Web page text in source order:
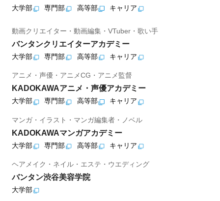
大学部 専門部 高等部 キャリア
動画クリエイター・動画編集・VTuber・歌い手
バンタンクリエイターアカデミー
大学部 専門部 高等部 キャリア
アニメ・声優・アニメCG・アニメ監督
KADOKAWAアニメ・声優アカデミー
大学部 専門部 高等部 キャリア
マンガ・イラスト・マンガ編集者・ノベル
KADOKAWAマンガアカデミー
大学部 専門部 高等部 キャリア
ヘアメイク・ネイル・エステ・ウエディング
バンタン渋谷美容学院
大学部